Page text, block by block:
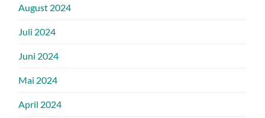
August 2024
Juli 2024
Juni 2024
Mai 2024
April 2024